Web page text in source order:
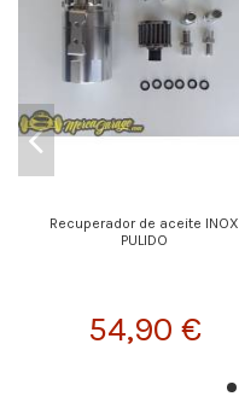
Recuperador de aceite INOX
PULIDO
54,90 €